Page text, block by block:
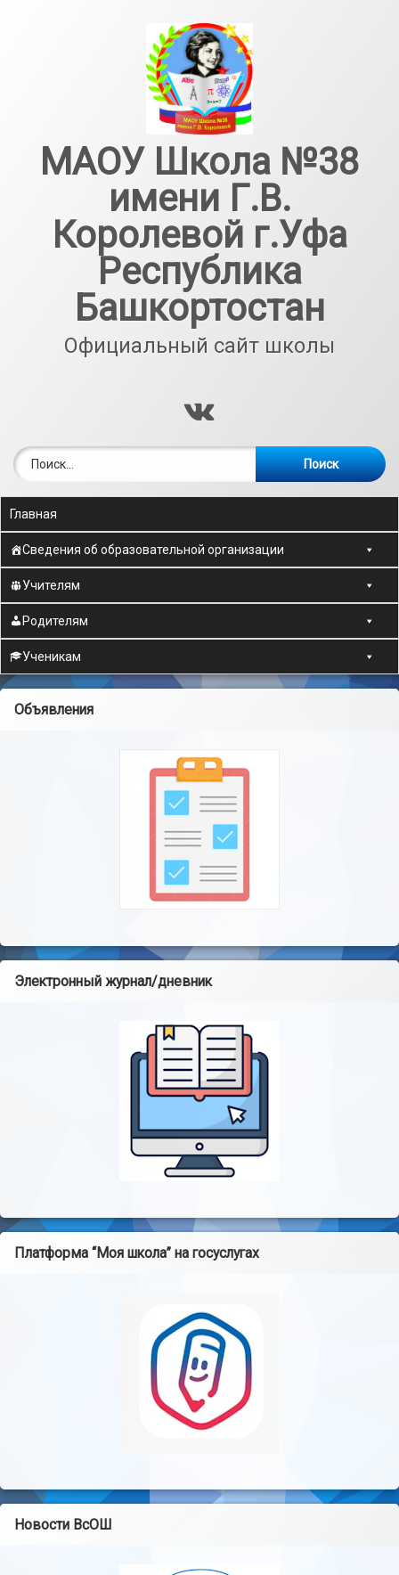
МАОУ Школа №38
имени Г.В.
Королевой г.Уфа
Республика
Башкортостан
Официальный сайт школы
ВКонтакте
Главная
Сведения об образовательной организации
Учителям
Родителям
Ученикам
Объявления
Электронный журнал/дневник
Платформа “Моя школа” на госуслугах
Новости ВсОШ